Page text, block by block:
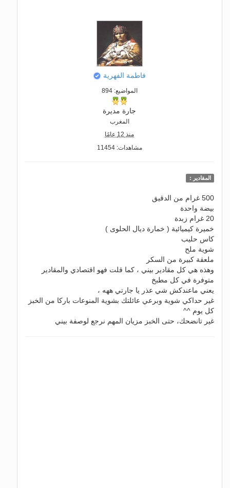
فاطمة الفهرية
المواضيع: 894
جارة مديرة
المغرب
منذ 12 عامًا
مشاهدات: 11454
المقادير :
500 غرام من الدقيق
بيضة واحدة
20 غرام زبدة
خميرة كيميائية ( خمارة ديال الحلوى )
كاس حليب
شوية ملح
ملعقة كبيرة من السكر
وهذه هي كل مقادير بيني ، كما قلت فهو اقتصادي والمقادير
متوفرة في كل مطبخ
يعني ماعندكش شي عذر يا جارتي ههه ،
غير حداكي شوية وبرعي عائلتك بشوية المنوعات باركا من الخبز
كل يوم ^^
غير تانضحك، حتى الخبز مزيان المهم نرجع لوصفة بيني